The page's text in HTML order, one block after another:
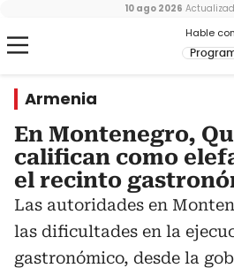
Hable
10 ago 2026
Armenia
En Montenegro,
califican como
el recinto
Las autoridades en
las dificultades en la
gastronómico, desde la